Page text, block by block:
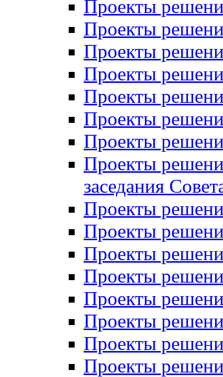
Проекты
Проекты
Проекты
Проекты
Проекты
Проекты
Проекты
Проекты
заседания
Проекты
Проекты
Проекты
Проекты
Проекты
Проекты
Проекты
Проекты